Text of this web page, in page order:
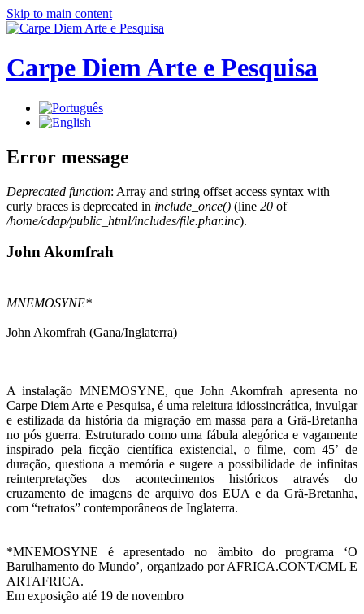
Skip to main content
Carpe Diem Arte e Pesquisa
Error message
Deprecated function: Array and string offset access syntax with
curly braces is deprecated in include_once() (line 20 of
/home/cdap/public_html/includes/file.phar.inc).
John Akomfrah
MNEMOSYNE*
John Akomfrah (Gana/Inglaterra)
A instalação MNEMOSYNE, que John Akomfrah apresenta no
Carpe Diem Arte e Pesquisa, é uma releitura idiossincrática, invulgar
e estilizada da história da migração em massa para a Grã-Bretanha
no pós guerra. Estruturado como uma fábula alegórica e vagamente
inspirado pela ficção científica existencial, o filme, com 45’ de
duração, questiona a memória e sugere a possibilidade de infinitas
reinterpretações dos acontecimentos históricos através do
cruzamento de imagens de arquivo dos EUA e da Grã-Bretanha,
com “retratos” contemporâneos de Inglaterra.
*MNEMOSYNE é apresentado no âmbito do programa ‘O
Barulhamento do Mundo’, organizado por AFRICA.CONT/CML E
ARTAFRICA.
Em exposição até 19 de novembro